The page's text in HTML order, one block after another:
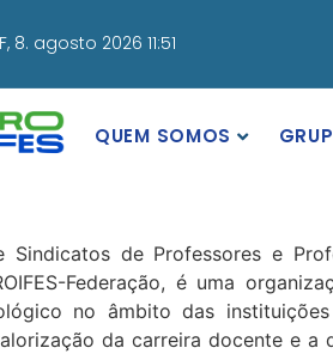
8. agosto 2026 11:51
QUEM SOMOS
Sindicatos de Professores e
Federação, é uma
no âmbito das
da carreira docente e a